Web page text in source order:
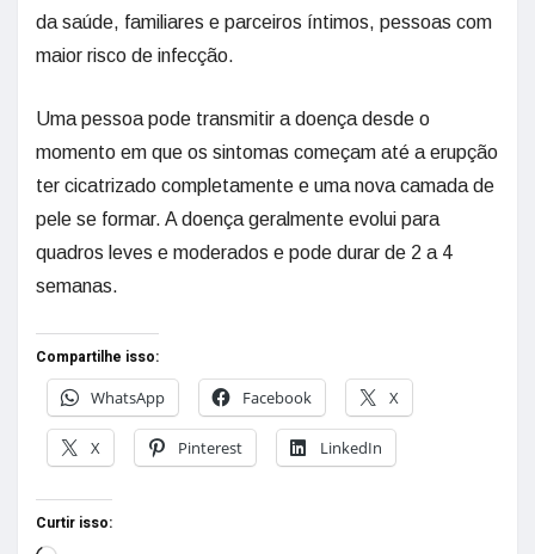
da saúde, familiares e parceiros íntimos, pessoas com
maior risco de infecção.
Uma pessoa pode transmitir a doença desde o
momento em que os sintomas começam até a erupção
ter cicatrizado completamente e uma nova camada de
pele se formar. A doença geralmente evolui para
quadros leves e moderados e pode durar de 2 a 4
semanas.
Compartilhe isso:
WhatsApp
Facebook X
X Pinterest LinkedIn
Curtir isso: